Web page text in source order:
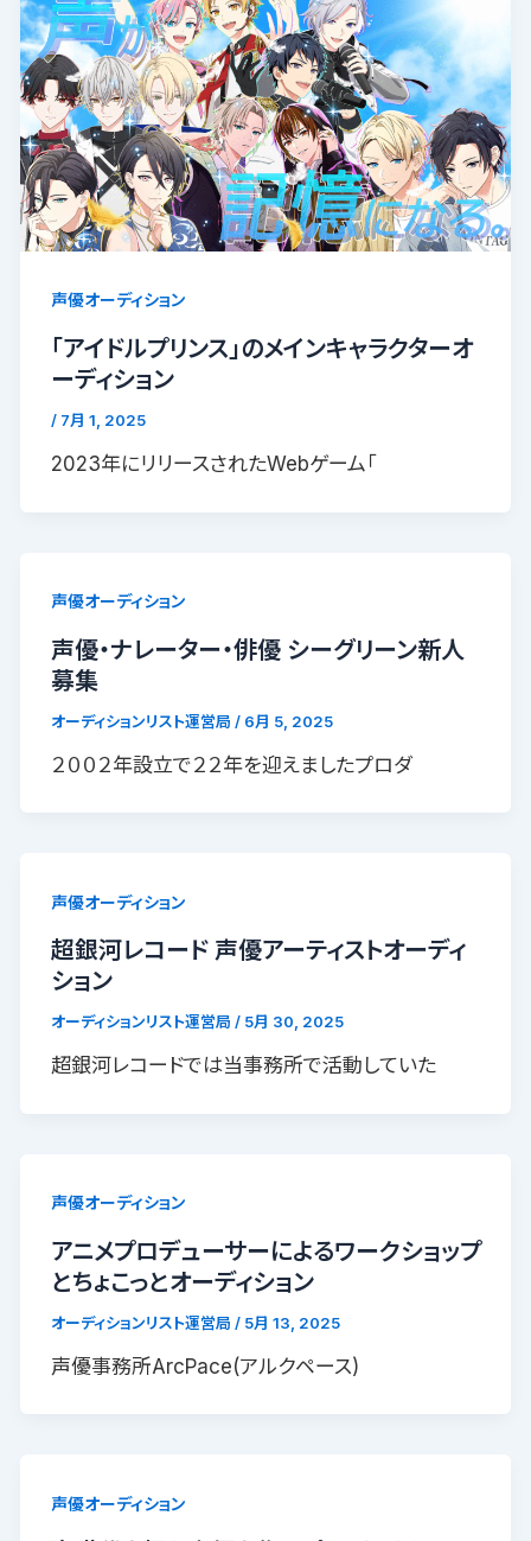
声優オーディション
「アイドルプリンス」のメインキャラクターオ
ーディション
/ 7月 1, 2025
2023年にリリースされたWebゲーム「
声優オーディション
声優・ナレーター・俳優 シーグリーン新人
募集
オーディションリスト運営局 / 6月 5, 2025
２００２年設立で２２年を迎えましたプロダ
声優オーディション
超銀河レコード 声優アーティストオーディ
ション
オーディションリスト運営局 / 5月 30, 2025
超銀河レコードでは当事務所で活動していた
声優オーディション
アニメプロデューサーによるワークショップ
とちょこっとオーディション
オーディションリスト運営局 / 5月 13, 2025
声優事務所ArcPace(アルクペース)
声優オーディション